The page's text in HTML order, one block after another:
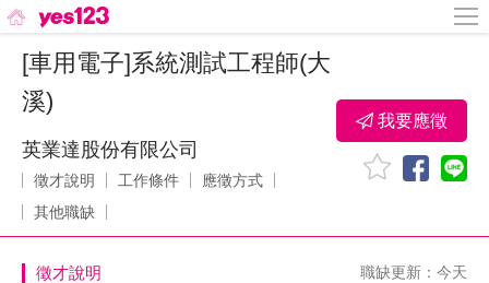
[車用電子]系統測試工程師(大
溪)
英業達股份有限公司
徵才說明 工作條件
應徵方式
其他職缺
我要應徵
徵才說明 職缺更新：今天